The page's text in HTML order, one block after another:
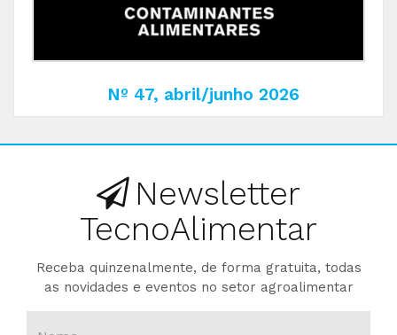
Nº 47, abril/junho 2026
Newsletter
TecnoAlimentar
Receba quinzenalmente, de forma gratuita, todas
as novidades e eventos no setor agroalimentar